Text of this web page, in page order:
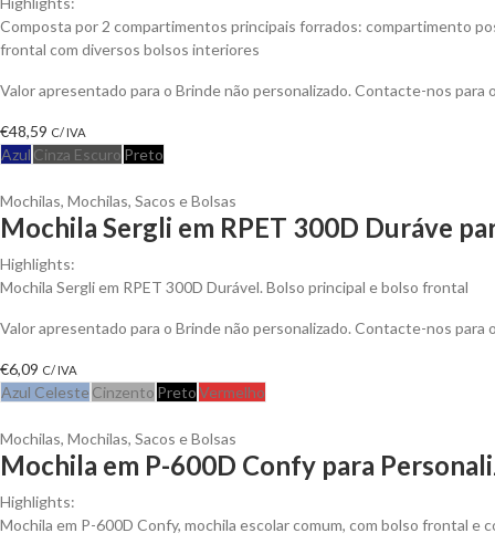
Composta por 2 compartimentos principais forrados: compartimento
frontal com diversos bolsos interiores
Valor apresentado para o Brinde não personalizado. Contacte-nos
€48,59 C/ IVA
Azul Cinza Escuro Preto
Mochilas, Mochilas, Sacos e Bolsas
Mochila Sergli em RPET 300D Duráve
Highlights:
Mochila Sergli em RPET 300D Durável. Bolso principal e bolso frontal
Valor apresentado para o Brinde não personalizado. Contacte-nos
€6,09 C/ IVA
Azul Celeste Cinzento PretoVermelho
Mochilas, Mochilas, Sacos e Bolsas
Mochila em P-600D Confy para
Highlights:
Mochila em P-600D Confy, mochila escolar comum, com bolso frontal e